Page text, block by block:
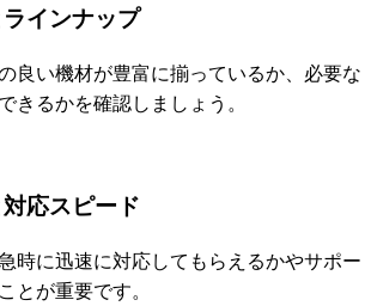
インナップ
良い機材が豊富に揃っているか、必要な
きるかを確認しましょう。
応スピード
時に迅速に対応してもらえるかやサポー
とが重要です。